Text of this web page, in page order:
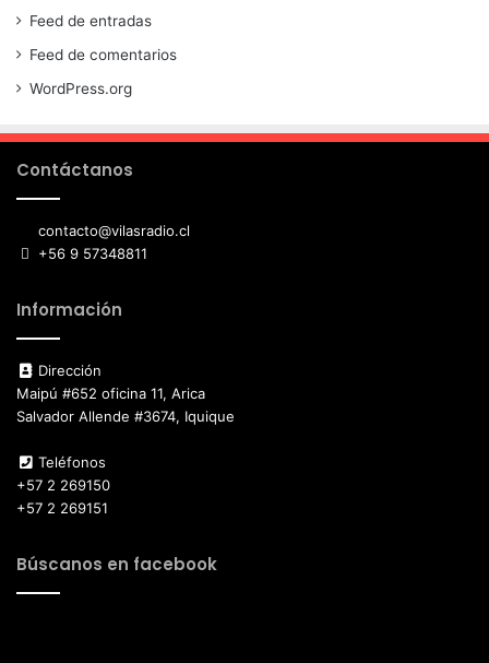
Feed de entradas
Feed de comentarios
WordPress.org
Contáctanos
contacto@vilasradio.cl
+56 9 57348811
Información
Dirección
Maipú #652 oficina 11, Arica
Salvador Allende #3674, Iquique
Teléfonos
+57 2 269150
+57 2 269151
Búscanos en facebook